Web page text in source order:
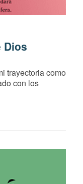
Dios
trayectoria como
con los